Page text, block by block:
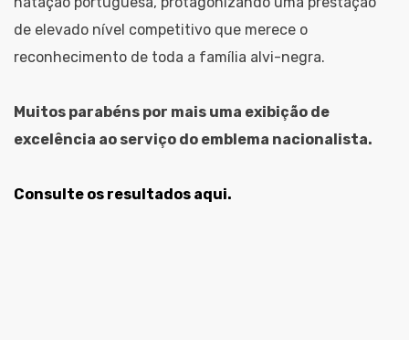
de elevado nível competitivo que merece o
reconhecimento de toda a família alvi-negra.
Muitos parabéns por mais uma exibição de
excelência ao serviço do emblema nacionalista.
Consulte os resultados aqui.